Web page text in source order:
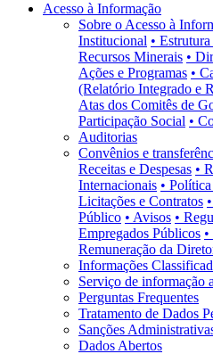
Acesso à Informação
Sobre o Acesso à
Institucional •
Recursos Minerais •
Ações e Programas •
(Relatório Integrado e
Atas dos Comitês de
Participação Social •
Auditorias
Convênios e
Receitas e Despesas •
Internacionais •
Licitações e Contratos
Público • Avisos •
Empregados Públicos
Remuneração da
Informações
Serviço de informação
Perguntas Frequentes
Tratamento de Dados
Sanções
Dados Abertos